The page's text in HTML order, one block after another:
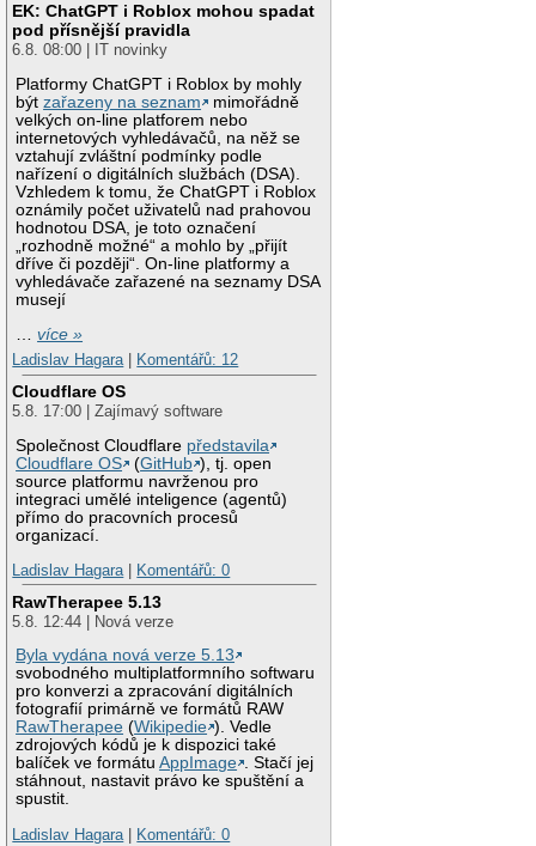
EK: ChatGPT i Roblox mohou spadat
pod přísnější pravidla
6.8. 08:00 | IT novinky
Platformy ChatGPT i Roblox by mohly
býtzařazeny na seznam
mimořádně
velkých on-line platforem nebo
internetových vyhledávačů, na něž se
vztahují zvláštní podmínky podle
nařízení o digitálních službách (DSA).
Vzhledem k tomu, že ChatGPT i Roblox
oznámily počet uživatelů nad prahovou
hodnotou DSA, je toto označení
„rozhodně možné“ a mohlo by „přijít
dříve či později“. On-line platformy a
vyhledávače zařazené na seznamy DSA
musejí
…více »
Ladislav Hagara| Komentářů: 12
Cloudflare OS
5.8. 17:00 | Zajímavý software
Společnost Cloudflare představila
Cloudflare OS
(GitHub ), tj. open
source platformu navrženou pro
integraci umělé inteligence (agentů)
přímo do pracovních procesů
organizací.
Ladislav Hagara| Komentářů: 0
RawTherapee 5.13
5.8. 12:44 | Nová verze
Byla vydána nová verze 5.13
svobodného multiplatformního softwaru
pro konverzi a zpracování digitálních
fotografií primárně ve formátů RAW
RawTherapee (Wikipedie ). Vedle
zdrojových kódů je k dispozici také
balíček ve formátuAppImage . Stačí jej
stáhnout, nastavit právo ke spuštění a
spustit.
Ladislav Hagara| Komentářů: 0